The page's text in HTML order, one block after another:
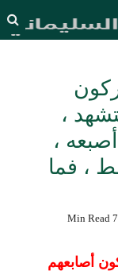
،
،
، فما
7 Min Read
أصابعهم